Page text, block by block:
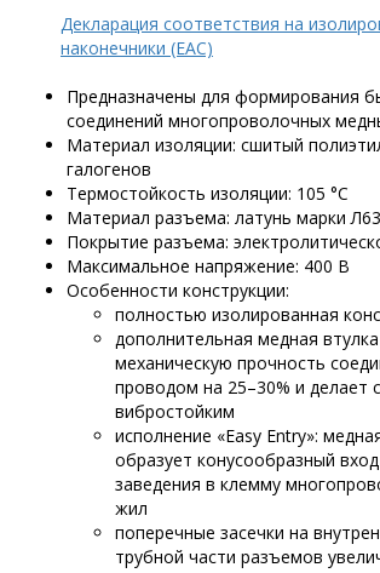
Декларация соответствия на
наконечники (EAC)
Предназначены для формирования
соединений многопроволочных
Материал изоляции: сшитый
галогенов
Термостойкость изоляции: 105 °C
Материал разъема: латунь марки Л63
Покрытие разъема:
Максимальное напряжение: 400 В
Особенности конструкции:
полностью изолированная
дополнительная медная
механическую прочность
проводом на 25–30% и делает
вибростойким
исполнение «Easy Entry»:
образует конусообразный
заведения в клемму
жил
поперечные засечки на
трубной части разъемов